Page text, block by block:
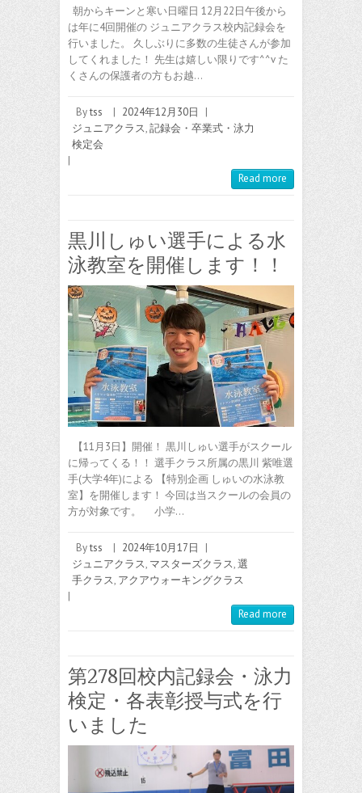
朝からキーンと寒い日曜日 12月22日午後から
は年に4回開催の ジュニアクラス校内記録会を
行いました。 久しぶりに多数の生徒さんが参加
してくれました！ 先生は嬉しい限りです^^v た
くさんの保護者の方もお越…
Bytss | 2024年12月30日
|
ジュニアクラス,記録会・卒業式・泳力
検定会
|
Read more
黒川しゅい選手による水
泳教室を開催します！！
【11月3日】開催！ 黒川しゅい選手がスクール
に帰ってくる！！ 選手クラス所属の黒川 紫唯選
手(大学4年)による 【特別企画 しゅいの水泳教
室】を開催します！ 今回は当スクールの会員の
方が対象です。 小学…
Bytss | 2024年10月17日
|
ジュニアクラス, マスターズクラス,選
手クラス, アクアウォーキングクラス
|
Read more
第278回校内記録会・泳力
検定・各表彰授与式を行
いました